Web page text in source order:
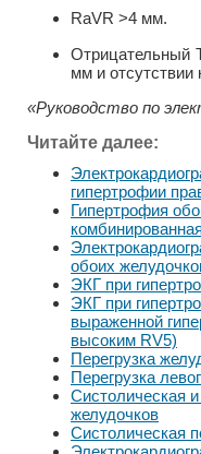
RaVR >4 мм.
Отрицательный
мм и отсутствии
«Руководство по
Читайте далее:
гипертрофии
Гипертрофия
обоих
ЭКГ при
ЭКГ при
выраженной
высоким RV5)
Перегрузка
Перегрузка
Систолическая
желудочков
Систолическая